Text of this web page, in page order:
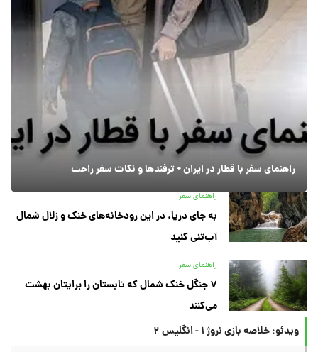
راهنمای سفر با قطار در ایران + ترفندها و نکات سفر راحت
راهنمای سفر
به جای دریا، در این رودخانه‌های خنک و زلال شمال
آب‌تنی کنید
راهنمای سفر
۷ جنگل خنک شمال که تابستان را برایتان بهشت
می‌کنند
ویدئو: خلاصه بازی نروژ ۱ - انگلیس ۲